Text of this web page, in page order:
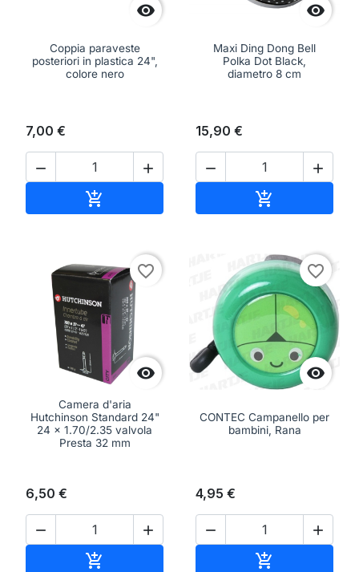

Coppia paraveste
posteriori in plastica 24",
colore nero
7,00 €
 


Maxi Ding Dong Bell
Polka Dot Black,
diametro 8 cm
15,90 €
 


favorite_border
Camera d'aria
Hutchinson Standard 24"
24 x 1.70/2.35 valvola
Presta 32 mm
6,50 €
 


favorite_border
CONTEC Campanello per
bambini, Rana
4,95 €
 
